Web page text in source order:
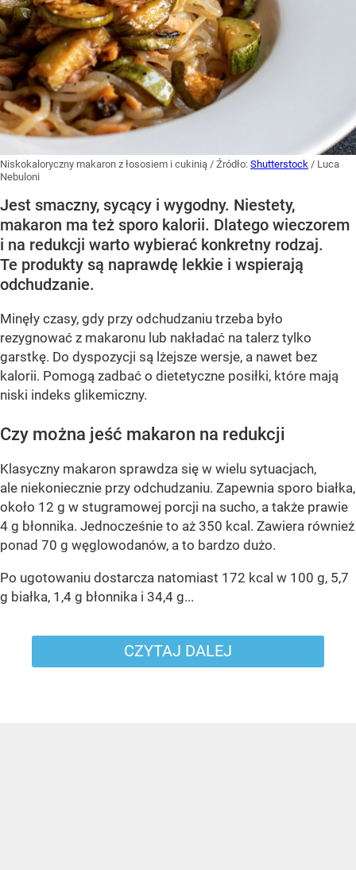
Niskokaloryczny makaron z łososiem i cukinią / Źródło: Shutterstock / Luca
Nebuloni
Jest smaczny, sycący i wygodny. Niestety,
makaron ma też sporo kalorii. Dlatego wieczorem
i na redukcji warto wybierać konkretny rodzaj.
Te produkty są naprawdę lekkie i wspierają
odchudzanie.
Minęły czasy, gdy przy odchudzaniu trzeba było
rezygnować z makaronu lub nakładać na talerz tylko
garstkę. Do dyspozycji są lżejsze wersje, a nawet bez
kalorii. Pomogą zadbać o dietetyczne posiłki, które mają
niski indeks glikemiczny.
Czy można jeść makaron na redukcji
Klasyczny makaron sprawdza się w wielu sytuacjach,
ale niekoniecznie przy odchudzaniu. Zapewnia sporo białka,
około 12 g w stugramowej porcji na sucho, a także prawie
4 g błonnika. Jednocześnie to aż 350 kcal. Zawiera również
ponad 70 g węglowodanów, a to bardzo dużo.
Po ugotowaniu dostarcza natomiast 172 kcal w 100 g, 5,7
g białka, 1,4 g błonnika i 34,4 g...
CZYTAJ DALEJ